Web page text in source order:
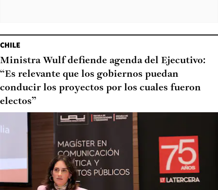
CHILE
Ministra Wulf defiende agenda del Ejecutivo:
“Es relevante que los gobiernos puedan
conducir los proyectos por los cuales fueron
electos”